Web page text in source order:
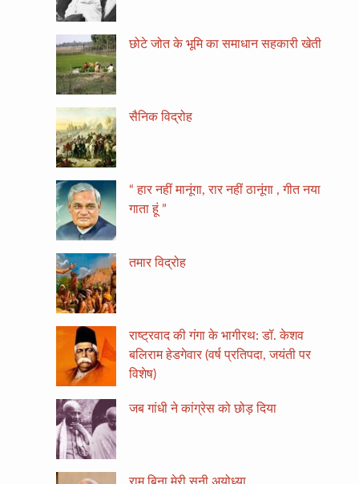
छोटे जोत के भूमि का समाधान सहकारी खेती
सैनिक विद्रोह
“ हार नहीं मानूंगा, रार नहीं ठानूंगा , गीत नया
गाता हूं ”
तमार विद्रोह
राष्ट्रवाद की गंगा के भागीरथ: डॉ. केशव
बलिराम हेडगेवार (वर्ष प्रतिपदा, जयंती पर
विशेष)
जब गांधी ने कांग्रेस को छोड़ दिया
राम बिना मेरी सूनी अयोध्या….